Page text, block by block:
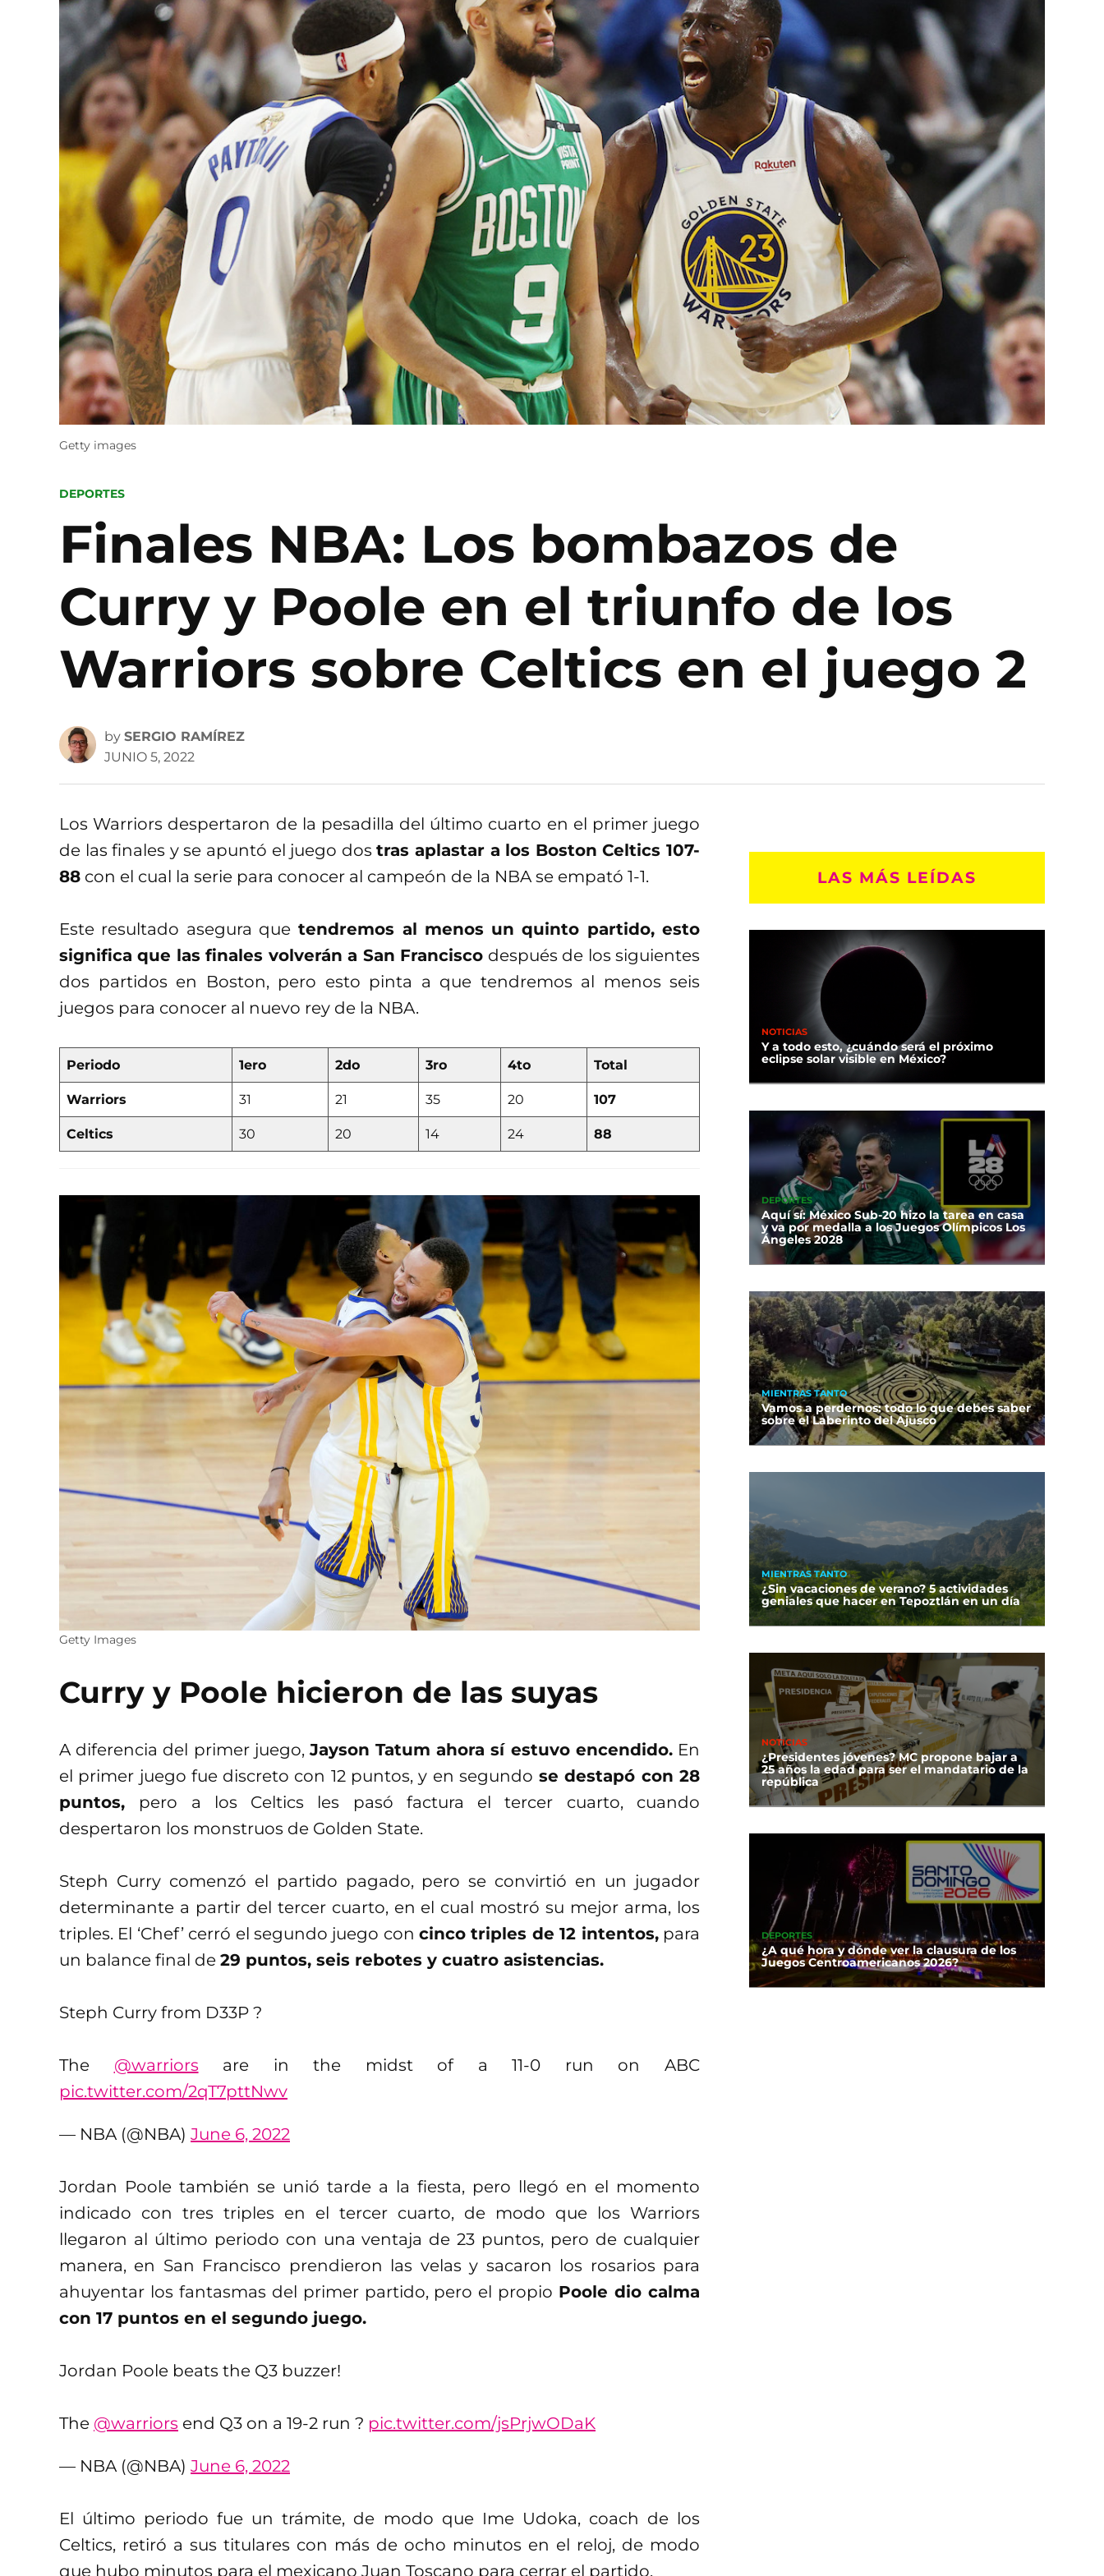
Getty images
POSTED
DEPORTES
Finales NBA: Los bombazos de
Curry y Poole en el triunfo de los
Warriors sobre Celtics en el juego 2
by SERGIO RAMÍREZ
JUNIO 5, 2022
Los Warriors despertaron de la pesadilla del último cuarto en el primer juego
de las finales y se apuntó el juego dostras aplastar a los Boston Celtics 107-
88 con el cual la serie para conocer al campeón de la NBA se empató 1-1.
Este resultado asegura quetendremos al menos un quinto partido, esto
significa que las finales volverán a San Francisco después de los siguientes
dos partidos en Boston, pero esto pinta a que tendremos al menos seis
juegos para conocer al nuevo rey de la NBA.
Periodo 1ero 2do 3ro 4to Total
Warriors 31 21 35 20 107
Celtics 30 20 14 24 88
Getty Images
Curry y Poole hicieron de las suyas
A diferencia del primer juego, Jayson Tatum ahora sí estuvo encendido.En
el primer juego fue discreto con 12 puntos, y en segundo se destapó con 28
puntos, pero a los Celtics les pasó factura el tercer cuarto, cuando
despertaron los monstruos de Golden State.
Steph Curry comenzó el partido pagado, pero se convirtió en un jugador
determinante a partir del tercer cuarto, en el cual mostró su mejor arma, los
triples. El ‘Chef’ cerró el segundo juego concinco triples de 12 intentos,para
un balance final de 29 puntos, seis rebotes y cuatro asistencias.
Steph Curry from D33P ?
The @warriors are in the midst of a 11-0 run on ABC
pic.twitter.com/2qT7pttNwv
— NBA (@NBA) June 6, 2022
Jordan Poole también se unió tarde a la fiesta, pero llegó en el momento
indicado con tres triples en el tercer cuarto, de modo que los Warriors
llegaron al último periodo con una ventaja de 23 puntos, pero de cualquier
manera, en San Francisco prendieron las velas y sacaron los rosarios para
ahuyentar los fantasmas del primer partido, pero el propio Poole dio calma
con 17 puntos en el segundo juego.
Jordan Poole beats the Q3 buzzer!
The @warriors end Q3 on a 19-2 run ? pic.twitter.com/jsPrjwODaK
— NBA (@NBA) June 6, 2022
El último periodo fue un trámite, de modo que Ime Udoka, coach de los
Celtics, retiró a sus titulares con más de ocho minutos en el reloj, de modo
que hubo minutos para el mexicano Juan Toscano para cerrar el partido.
LAS MÁS LEÍDAS
NOTICIAS
Y a todo esto, ¿cuándo será el próximo
eclipse solar visible en México?
DEPORTES
Aquí sí: México Sub-20 hizo la tarea en casa
y va por medalla a los Juegos Olímpicos Los
Ángeles 2028
MIENTRAS TANTO
Vamos a perdernos: todo lo que debes saber
sobre el Laberinto del Ajusco
MIENTRAS TANTO
¿Sin vacaciones de verano? 5 actividades
geniales que hacer en Tepoztlán en un día
NOTICIAS
¿Presidentes jóvenes? MC propone bajar a
25 años la edad para ser el mandatario de la
república
DEPORTES
¿A qué hora y dónde ver la clausura de los
Juegos Centroamericanos 2026?